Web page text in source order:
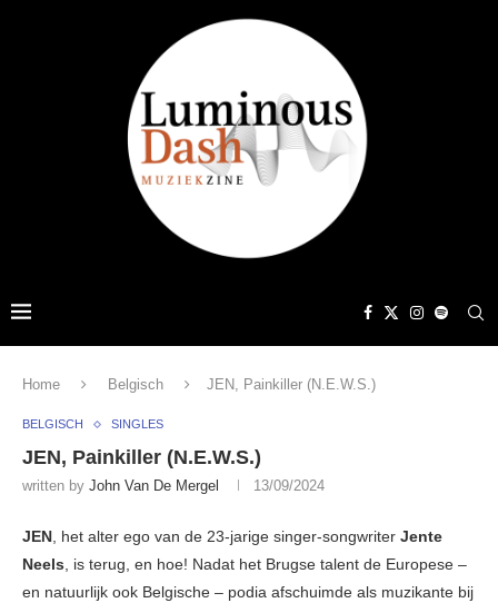
Home Belgisch JEN, Painkiller (N.E.W.S.)
BELGISCH SINGLES
JEN, Painkiller (N.E.W.S.)
written by John Van De Mergel 13/09/2024
JEN, het alter ego van de 23-jarige singer-songwriter Jente
Neels, is terug, en hoe! Nadat het Brugse talent de Europese –
en natuurlijk ook Belgische – podia afschuimde als muzikante bij